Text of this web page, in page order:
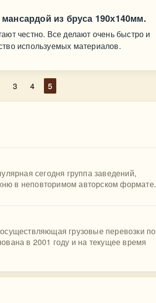
из бруса 190х140мм.
честно. Все делают очень быстро и
используемых материалов.
3 4 5
сегодня группа заведений,
в неповторимом авторском формате.
грузовые перевозки по
в 2001 году и на текущее время